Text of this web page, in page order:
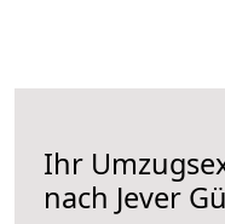
Ihr
nach Jever